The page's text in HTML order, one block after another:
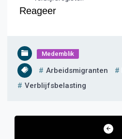
Reageer
Medemblik
Arbeidsmigranten
Verblijfsbelasting
Bericht